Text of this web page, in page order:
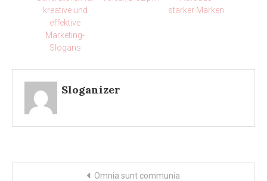
kreative und
effektive
Marketing-
Slogans
starker Marken
Sloganizer
Omnia sunt communia